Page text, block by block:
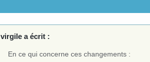
virgile a écrit :
En ce qui concerne ces changements :